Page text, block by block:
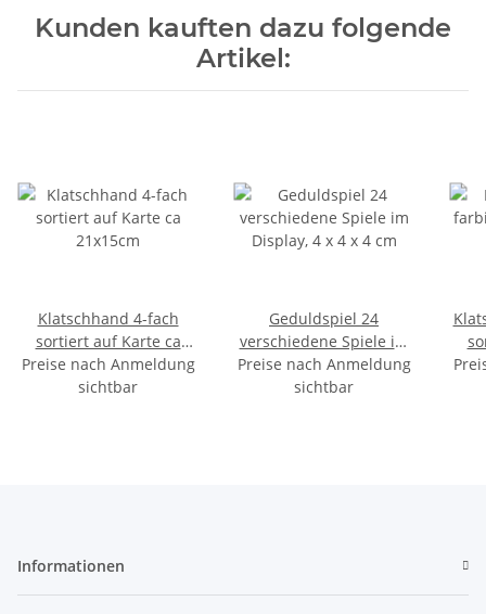
Kunden kauften dazu folgende
Artikel:
Klatschhand 4-fach
sortiert auf Karte ca
21x15cm
Preise nach Anmeldung
sichtbar
Geduldspiel 24
verschiedene Spiele im
Display, 4 x 4 x 4 cm
Preise nach Anmeldung
sichtbar
Informationen